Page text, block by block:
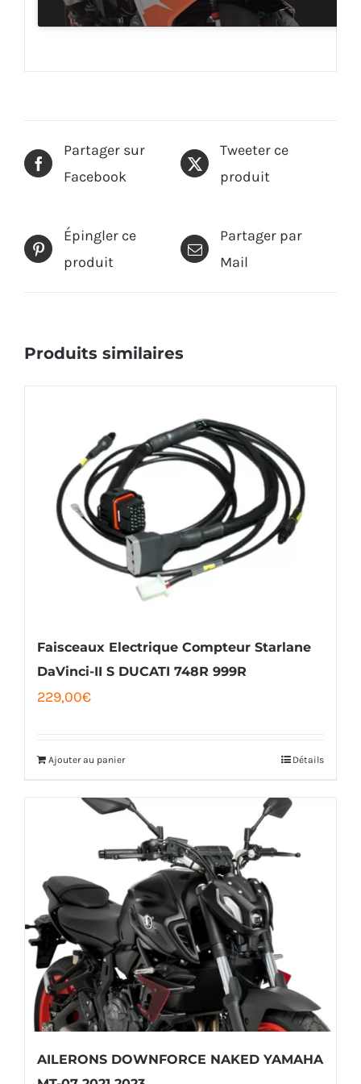
Partager sur
Facebook
Tweeter ce
produit
Épingler ce
produit
Partager par
Mail
Produits similaires
Faisceaux Electrique Compteur Starlane
DaVinci-II S DUCATI 748R 999R
229,00€
Ajouter au panier Détails
AILERONS DOWNFORCE NAKED YAMAHA